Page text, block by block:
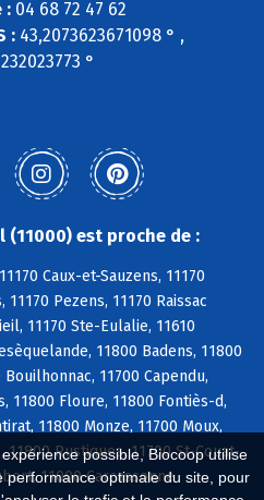
possible, Biocoop utilise
performance optimale du site, pour
:04 68 72 47 62
:43,2073623671098 ° ,
°
(11000) est proche de :
Caux-et-Sauzens, 11170
Pezens, 11170 Raissac
11170 Ste-Eulalie, 11610
11800 Badens, 11800
11700 Capendu,
11800 Floure, 11800 Fontiès-d,
11800 Monze, 11700 Moux,
Rustiques, 11700 St-Couat-
11000 Carcassonne